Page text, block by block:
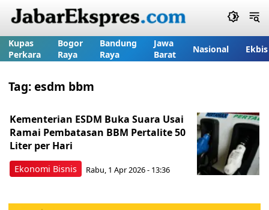
Kupas
Perkara
Bogor
Raya
Bandung
Raya
Jawa
Barat
Nasional Ekbis
Tag:esdm bbm
Ekonomi Bisnis
Kementerian ESDM Buka Suara Usai
Ramai Pembatasan BBM Pertalite 50
Liter per Hari
Rabu, 1 Apr 2026 - 13:36